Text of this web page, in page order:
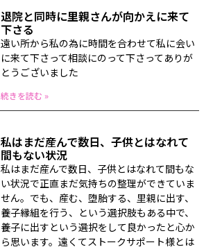
退院と同時に里親さんが向かえに来て
下さる
遠い所から私の為に時間を合わせて私に会い
に来て下さって相談にのって下さってありが
とうございました
続きを読む »
私はまだ産んで数日、子供とはなれて
間もない状況
私はまだ産んで数日、子供とはなれて間もな
い状況で正直まだ気持ちの整理ができていま
せん。でも、産む、堕胎する、里親に出す、
養子縁組を行う、という選択肢もある中で、
養子に出すという選択をして良かったと心か
ら思います。遠くてストークサポート様とは